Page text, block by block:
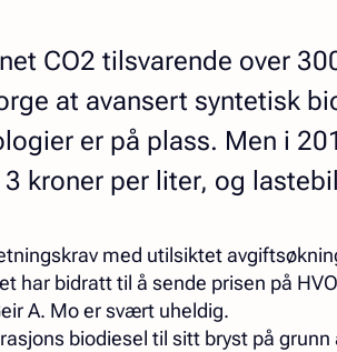
CO2 tilsvarende over
at avansert syntetisk
er på plass. Men i
kroner per liter, og
med utilsiktet
har bidratt til å sende prisen på
A. Mo er svært uheldig.
biodiesel til sitt bryst på grunn